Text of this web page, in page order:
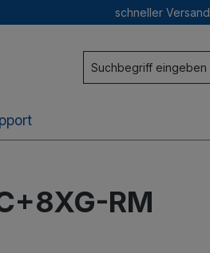
schneller Versand
RM